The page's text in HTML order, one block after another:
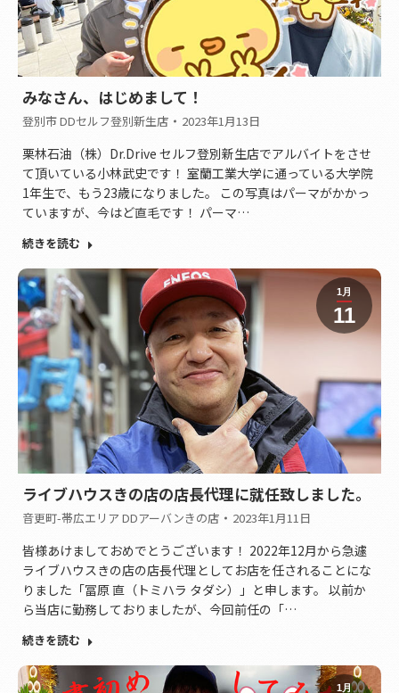
みなさん、はじめまして！
登別市 DDセルフ登別新生店 2023年1月13日
栗林石油（株）Dr.Drive セルフ登別新生店でアルバイトをさせ
て頂いている小林武史です！ 室蘭工業大学に通っている大学院
1年生で、もう23歳になりました。 この写真はパーマがかかっ
ていますが、今はど直毛です！ パーマ…
続きを読む
1月
11
ライブハウスきの店の店長代理に就任致しました。
音更町-帯広エリア DDアーバンきの店 2023年1月11日
皆様あけましておめでとうございます！ 2022年12月から急遽
ライブハウスきの店の店長代理としてお店を任されることにな
りました「冨原 直（トミハラ タダシ）」と申します。 以前か
ら当店に勤務しておりましたが、今回前任の「…
続きを読む
1月